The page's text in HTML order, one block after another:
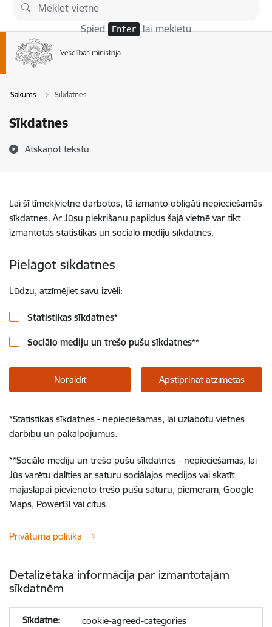
Pāriet uz lapas saturu
Spied Enter lai meklētu
Sākums Sīkdatnes
Sīkdatnes
Atskaņot tekstu
Lai šī tīmekļvietne darbotos, tā izmanto obligāti nepieciešamās
sīkdatnes. Ar Jūsu piekrišanu papildus šajā vietnē var tikt
izmantotas statistikas un sociālo mediju sīkdatnes.
Pielāgot sīkdatnes
Lūdzu, atzīmējiet savu izvēli:
Statistikas sīkdatnes*
Sociālo mediju un trešo pušu sīkdatnes**
Noraidīt Apstiprināt atzīmētās
*Statistikas sīkdatnes - nepieciešamas, lai uzlabotu vietnes
darbību un pakalpojumus.
**Sociālo mediju un trešo pušu sīkdatnes - nepieciešamas, lai
Jūs varētu dalīties ar saturu sociālajos medijos vai skatīt
mājaslapai pievienoto trešo pušu saturu, piemēram, Google
Maps, PowerBI vai citus.
Privātuma politika
Detalizētāka informācija par izmantotajām
sīkdatnēm
cookie-agreed-categories